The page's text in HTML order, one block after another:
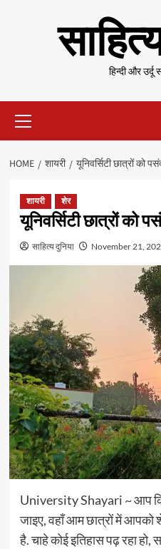
हिन्दी और उर्दू
Menu
HOME शायरी यूनिवर्सिटी छात्रों को
शायरी शेर
यूनिवर्सिटी छात्रों को
साहित्य दुनिया November 21,
University Shayari ~ आप
जाइए, वहाँ आम छात्रों में आपको
है. चाहे कोई इतिहास पढ़ रहा